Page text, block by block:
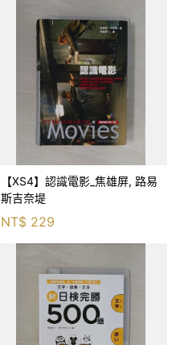
【XS4】認識電影_焦雄屏, 路易
斯吉奈堤
NT$ 229